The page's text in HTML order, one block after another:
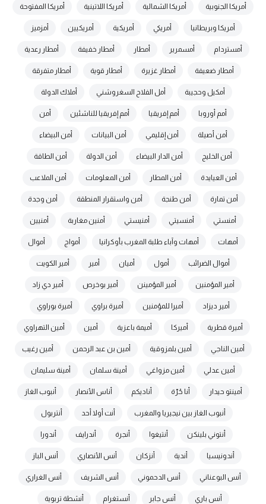
أمريكا الجنوبية أمريكا الشمالية أمريكا اللاتينية أمريكا المفتوحة
أمريكا وبريطانيا أمريكي أمريكية أمريكيين أمزميز
أمستردام أمسمرير أمطار أمطار خفيفة أمطار رعدية
أمطار ضعيفة أمطار غزيرة أمطار قوية أمطار متفرقة
أمكيل وحجيبة أمل الفلاح السغروشني أملاك الدولة
أمم أوروبا أمم إفريقيا أمم إفريقيا للناشئين أمن
أمن أصيلة أمن إقليمي أمن البيانات أمن البيضاء
أمن الخليج أمن الدار البيضاء أمن الدولة أمن الطاقة
أمن العيايدة أمن المطار أمن المعلومات أمن الملاعب
أمن تمارة أمن طنجة أمن واستقرار المنطقة أمن وجدة
أمنستي أمنسيتي أمنيستي أمنين مغاربة أمنيين
أمهات أمهات وآباء طلبة المغرب بأوكرانيا أمواج أموال
أموال الضرائب أمول أميان أمير أمير الكويت
أمير المؤمنين أمير المؤمينن أمير بوخرص أمير دي زاد
أمير ديزاد أميرا للمؤمنين أميرة براوي أميرة بوراوي
أميرة قطرية أميركا أميمة باعزية أمين أمين التهراوي
أمين الناجي أمين بلمزوقية أمين بن عبد الرحمن أمين رغيب
أمين عدلي أمين مزواغي أمينة سلمان أمينة سليمان
أمينتو حيدار أنا حُرّة أناديكم أناس الأنصار أنبوب الغاز
أنبوب الغاز بين نيجيريا والمغرب أنت أولا أحد أنتربول
أنتوني بلينكن أنتيغوا أنجرة أندرايف أندورا
أندونيسيا أندية أنزكان أنس الأنصاري أنس الباز
أنس البوعناني أنس الدحموني أنس الشريف أنس الغراري
أنس باري أنس جابر أنستغرام أنشطة تربوية